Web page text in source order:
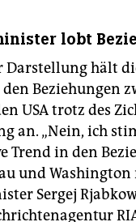
lobt
Darstellung hält
Beziehungen
USA trotz des
an. „Nein, ich
Trend in den
und Washington
Sergej